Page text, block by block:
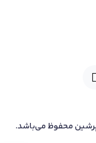
محفوظ می‌باشد.